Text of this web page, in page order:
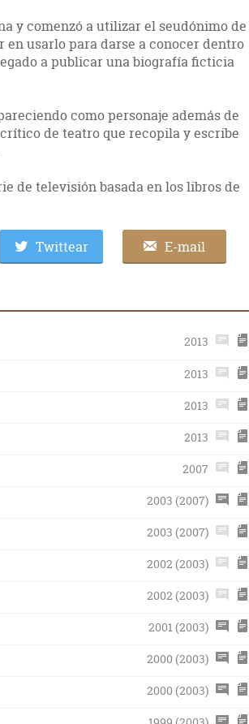
y comenzó a utilizar el seudónimo de
usarlo para darse a conocer dentro
a publicar una biografía ficticia
como personaje además de
de teatro que recopila y escribe
de televisión basada en los libros de
Twittear E-mail
2013
2013
2013
2013
2007
2003 (2007)
2003 (2007)
2002 (2003)
2002 (2003)
2001 (2003)
2000 (2003)
2000 (2003)